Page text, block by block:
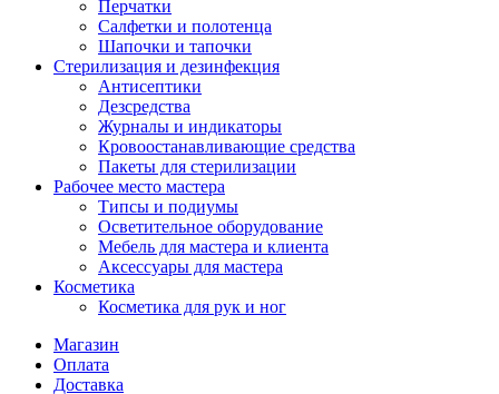
Перчатки
Салфетки и полотенца
Шапочки и тапочки
Стерилизация и дезинфекция
Антисептики
Дезсредства
Журналы и индикаторы
Кровоостанавливающие средства
Пакеты для стерилизации
Рабочее место мастера
Типсы и подиумы
Осветительное оборудование
Мебель для мастера и клиента
Аксессуары для мастера
Косметика
Косметика для рук и ног
Магазин
Оплата
Доставка